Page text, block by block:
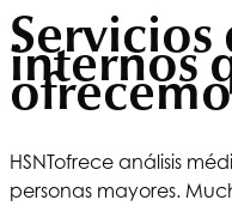
Servicios
internos
HSNTofrece análisis
personas mayores.